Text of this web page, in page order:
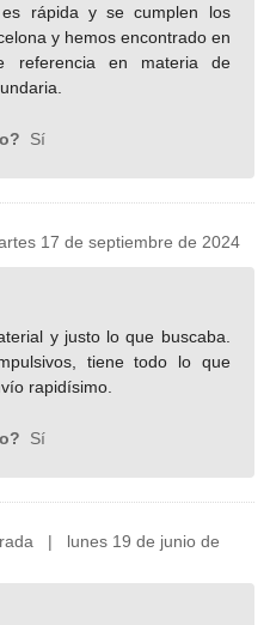
rápida y se cumplen los
y hemos encontrado en
referencia en materia de
Sí
17 de septiembre de 2024
y justo lo que buscaba.
tiene todo lo que
rapidísimo.
Sí
| lunes 19 de junio de